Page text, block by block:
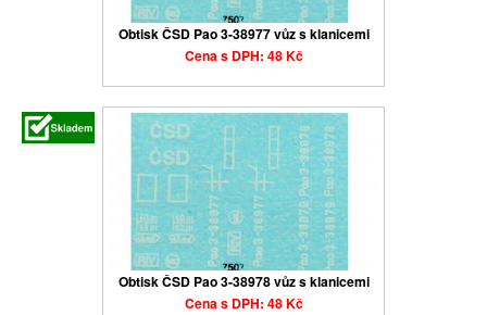
Obtisk ČSD Pao 3-38977 vůz s klanicemi
Cena s DPH: 48 Kč
Obtisk ČSD Pao 3-38978 vůz s klanicemi
Cena s DPH: 48 Kč